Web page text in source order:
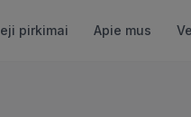
pirkimai Apie mus